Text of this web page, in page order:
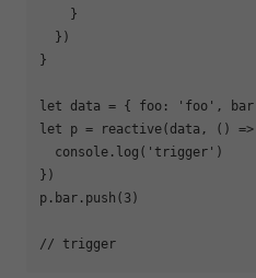
    }
  })
}
let data = { foo : 'foo' , bar
let p = reactive(data, ()
console .log( 'trigger' )
})
p.bar.push( 3 )
// trigger